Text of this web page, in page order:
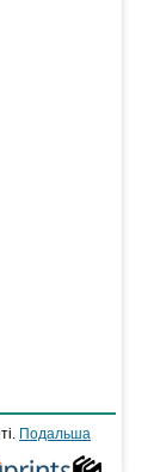
Подальша